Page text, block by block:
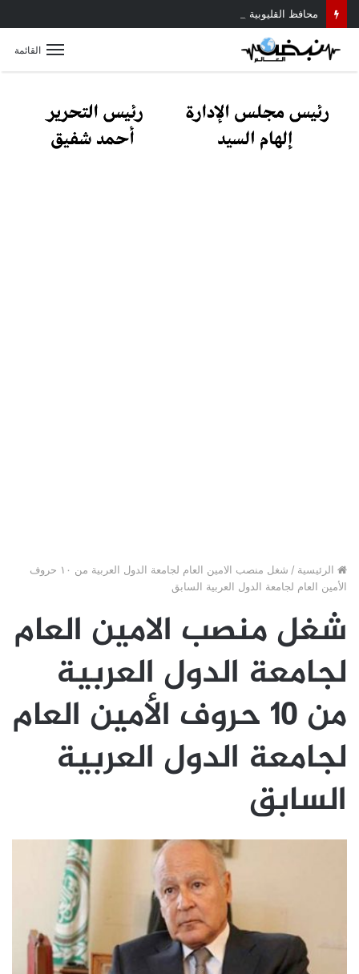
القائمة
الرئيسية /
شغل منصب الامين العام لجامعة الدول العربية من ١٠ حروف
الأمين العام لجامعة الدول العربية السابق
شغل منصب الامين العام
لجامعة الدول العربية
من ١٠ حروف الأمين العام
لجامعة الدول العربية
السابق